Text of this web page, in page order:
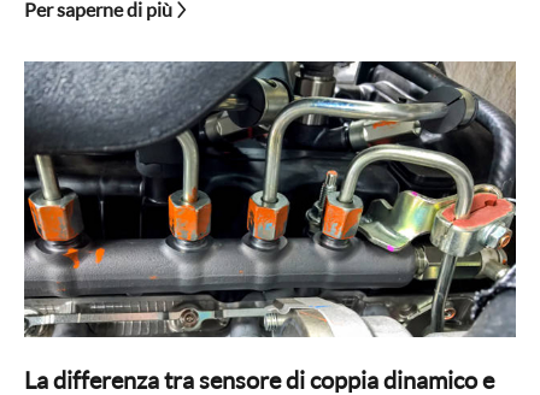
Per saperne di più
La differenza tra sensore di coppia dinamico e